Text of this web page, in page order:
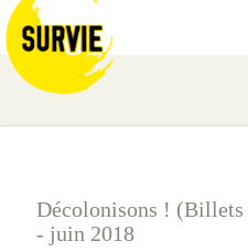
Décolonisons !
- juin 2018